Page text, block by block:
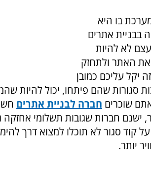
בו היא
בבניית אתרים
לא להיות
האתר ולתחזק
יקל עליכם כמובן
סגורות שהם פיתחו, יכול להיות
שוכרים חברה לבניית אתרים
חברות שגובות תשלומי אחזקה
קוד סגור לא תוכלו למצוא דרך
יותר.